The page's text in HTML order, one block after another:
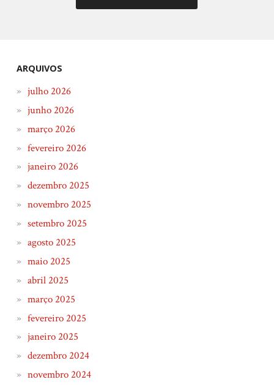
ARQUIVOS
julho 2026
junho 2026
março 2026
fevereiro 2026
janeiro 2026
dezembro 2025
novembro 2025
setembro 2025
agosto 2025
maio 2025
abril 2025
março 2025
fevereiro 2025
janeiro 2025
dezembro 2024
novembro 2024